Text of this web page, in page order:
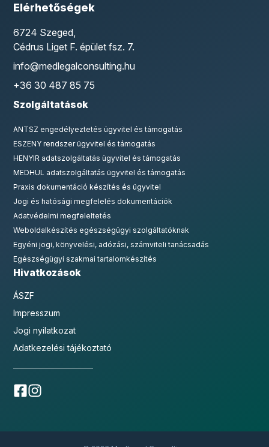
Elérhetőségek
6724 Szeged,
Cédrus Liget F. épület fsz. 7.
info@medlegalconsulting.hu
+36 30 487 85 75
Szolgáltatások
ANTSZ engedélyeztetés ügyvitel és támogatás
ESZENY rendszer ügyvitel és támogatás
HENYIR adatszolgáltatás ügyvitel és támogatás
MEDHUL adatszolgáltatás ügyvitel és támogatás
Praxis dokumentáció készítés és ügyvitel
Jogi és hatósági megfelelés dokumentációk
Adatvédelmi megfeleltetés
Weboldalkészítés egészségügyi szolgáltatóknak
Egyéni jogi, könyvelési, adózási, számviteli tanácsadás
Egészségügyi szakmai tartalomkészítés
Hivatkozások
ÁSZF
Impresszum
Jogi nyilatkozat
Adatkezelési tájékoztató